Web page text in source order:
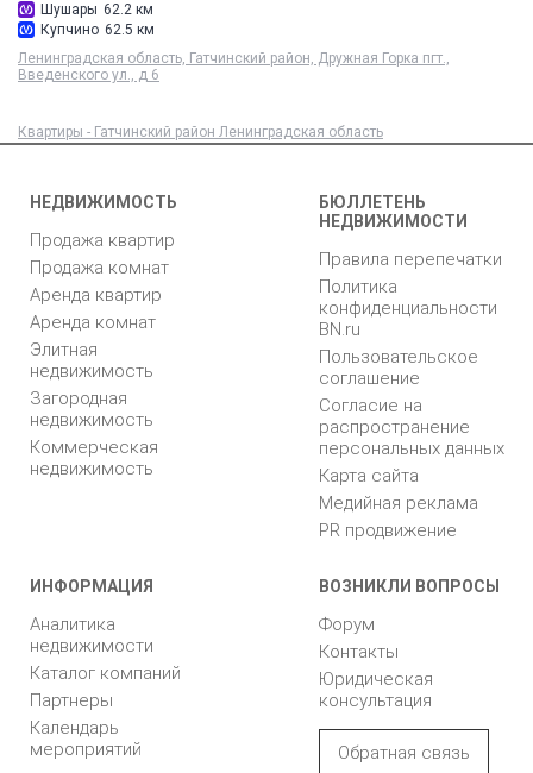
Шушары 62.2 км
Купчино 62.5 км
Ленинградская область, Гатчинский район, Дружная Горка пгт.,
Введенского ул., д 6
Квартиры - Гатчинский район Ленинградская область
НЕДВИЖИМОСТЬ
Продажа квартир
Продажа комнат
Аренда квартир
Аренда комнат
Элитная
недвижимость
Загородная
недвижимость
Коммерческая
недвижимость
БЮЛЛЕТЕНЬ
НЕДВИЖИМОСТИ
Правила перепечатки
Политика
конфиденциальности
BN.ru
Пользовательское
соглашение
Согласие на
распространение
персональных данных
Карта сайта
Медийная реклама
PR продвижение
ИНФОРМАЦИЯ
Аналитика
недвижимости
Каталог компаний
Партнеры
Календарь
мероприятий
ВОЗНИКЛИ ВОПРОСЫ
Форум
Контакты
Юридическая
консультация
Обратная связь